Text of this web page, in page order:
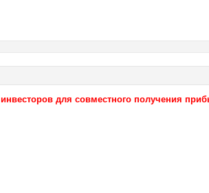
для совместного получения